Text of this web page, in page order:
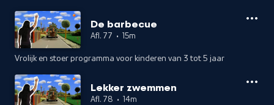
De barbecue
Afl. 77 • 15m
Vrolijk en stoer programma voor kinderen van 3 tot 5 jaar
Lekker zwemmen
Afl. 78 • 14m